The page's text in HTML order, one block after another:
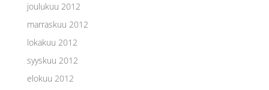
joulukuu 2012
marraskuu 2012
lokakuu 2012
syyskuu 2012
elokuu 2012